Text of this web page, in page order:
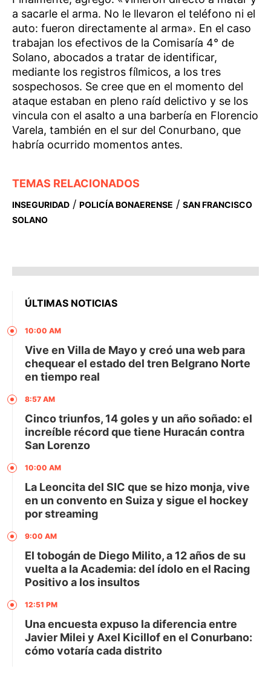
a sacarle el arma. No le llevaron el teléfono ni el
auto: fueron directamente al arma». En el caso
trabajan los efectivos de la Comisaría 4° de
Solano, abocados a tratar de identificar,
mediante los registros fílmicos, a los tres
sospechosos. Se cree que en el momento del
ataque estaban en pleno raíd delictivo y se los
vincula con el asalto a una barbería en Florencio
Varela, también en el sur del Conurbano, que
habría ocurrido momentos antes.
TEMAS RELACIONADOS
INSEGURIDAD / POLICÍA BONAERENSE / SAN FRANCISCO
SOLANO
ÚLTIMAS NOTICIAS
10:00 AM
Vive en Villa de Mayo y creó una web para
chequear el estado del tren Belgrano Norte
en tiempo real
8:57 AM
Cinco triunfos, 14 goles y un año soñado: el
increíble récord que tiene Huracán contra
San Lorenzo
10:00 AM
La Leoncita del SIC que se hizo monja, vive
en un convento en Suiza y sigue el hockey
por streaming
9:00 AM
El tobogán de Diego Milito, a 12 años de su
vuelta a la Academia: del ídolo en el Racing
Positivo a los insultos
12:51 PM
Una encuesta expuso la diferencia entre
Javier Milei y Axel Kicillof en el Conurbano:
cómo votaría cada distrito